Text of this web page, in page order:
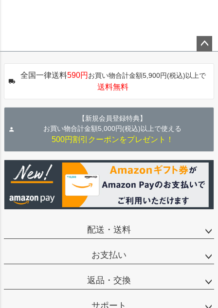
ップ
全国一律送料590円 お買い物合計金額5,900円(税込)以上で
送料無料
【新規会員登録特典】
お買い物合計金額5,000円(税込)以上で使える
500円割引クーポンをプレゼント！
配送・送料
お支払い
返品・交換
サポート